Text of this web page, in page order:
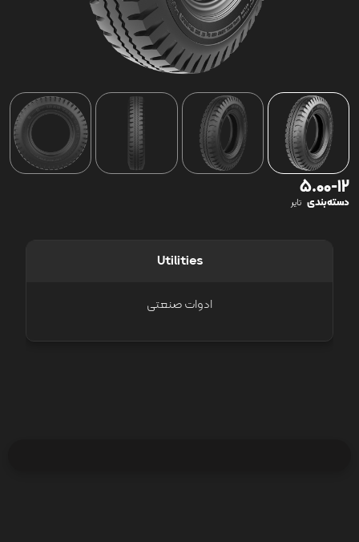
5.00-12
دسته‌بندی تایر
Utilities
ادوات صنعتی